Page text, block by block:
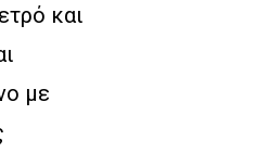
και
με